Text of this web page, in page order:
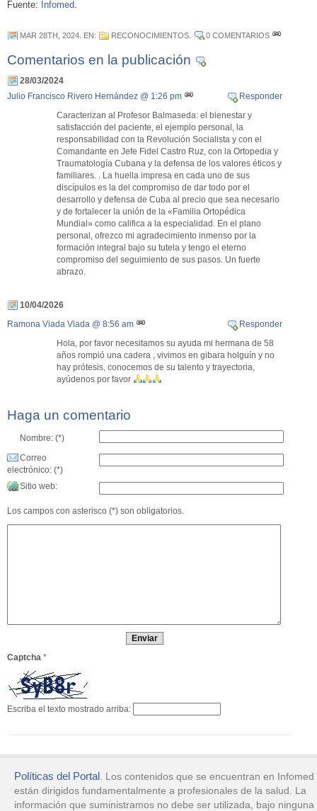
Fuente: Infomed.
MAR 28TH, 2024 . EN: RECONOCIMIENTOS 0 COMENTARIOS
Comentarios en la publicación
28/03/2024
Responder
Julio Francisco Rivero Hernández @ 1:26 pm
Caracterizan al Profesor Balmaseda: el bienestar y
satisfacción del paciente, el ejemplo personal, la
responsabilidad con la Revolución Socialista y con el
Comandante en Jefe Fidel Castro Ruz, con la Ortopedia y
Traumatología Cubana y la defensa de los valores éticos y
familiares. . La huella impresa en cada uno de sus
discípulos es la del compromiso de dar todo por el
desarrollo y defensa de Cuba al precio que sea necesario
y de fortalecer la unión de la «Familia Ortopédica
Mundial» como califica a la especialidad. En el plano
personal, ofrezco mi agradecimiento inmenso por la
formación integral bajo su tutela y tengo el eterno
compromiso del seguimiento de sus pasos. Un fuerte
abrazo.
10/04/2026
Responder
Ramona Viada Viada @ 8:56 am
Hola, por favor necesitamos su ayuda mi hermana de 58
años rompió una cadera , vivimos en gibara holguín y no
hay prótesis, conocemos de su talento y trayectoria,
ayúdenos por favor
Haga un comentario
Nombre: (*)
Correo
electrónico: (*)
Sitio web:
Los campos con asterisco (*) son obligatorios.
Captcha *
Escriba el texto mostrado arriba:
Políticas del Portal. Los contenidos que se encuentran en Infomed
están dirigidos fundamentalmente a profesionales de la salud. La
información que suministramos no debe ser utilizada, bajo ninguna